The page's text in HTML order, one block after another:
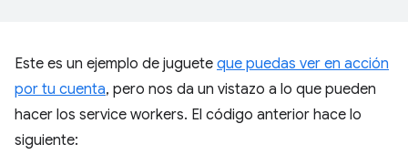
Este es un ejemplo de juguete que puedas ver en acción
por tu cuenta, pero nos da un vistazo a lo que pueden
hacer los service workers. El código anterior hace lo
siguiente: